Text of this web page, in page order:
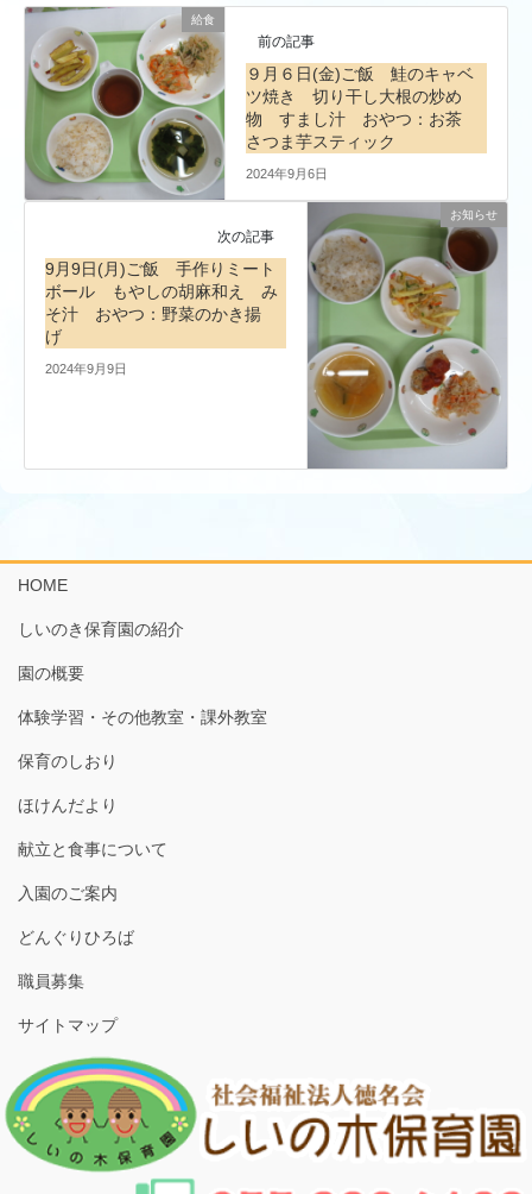
給食
前の記事
９月６日(金)ご飯 鮭のキャベ
ツ焼き 切り干し大根の炒め
物 すまし汁 おやつ：お茶
さつま芋スティック
2024年9月6日
お知らせ
次の記事
9月9日(月)ご飯 手作りミート
ボール もやしの胡麻和え み
そ汁 おやつ：野菜のかき揚
げ
2024年9月9日
HOME
しいのき保育園の紹介
園の概要
体験学習・その他教室・課外教室
保育のしおり
ほけんだより
献立と食事について
入園のご案内
どんぐりひろば
職員募集
サイトマップ